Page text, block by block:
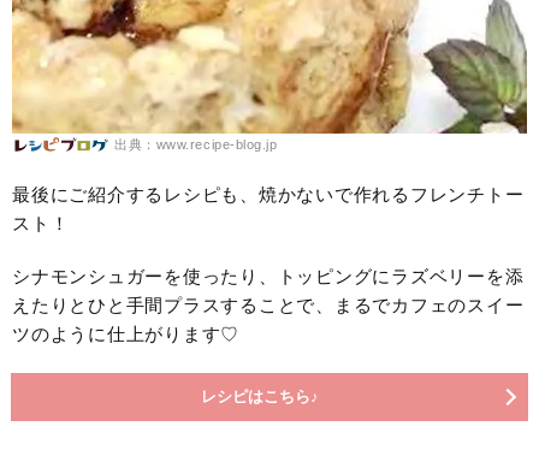
出典：www.recipe-blog.jp
最後にご紹介するレシピも、焼かないで作れるフレンチトー
スト！
シナモンシュガーを使ったり、トッピングにラズベリーを添
えたりとひと手間プラスすることで、まるでカフェのスイー
ツのように仕上がります♡
レシピはこちら♪